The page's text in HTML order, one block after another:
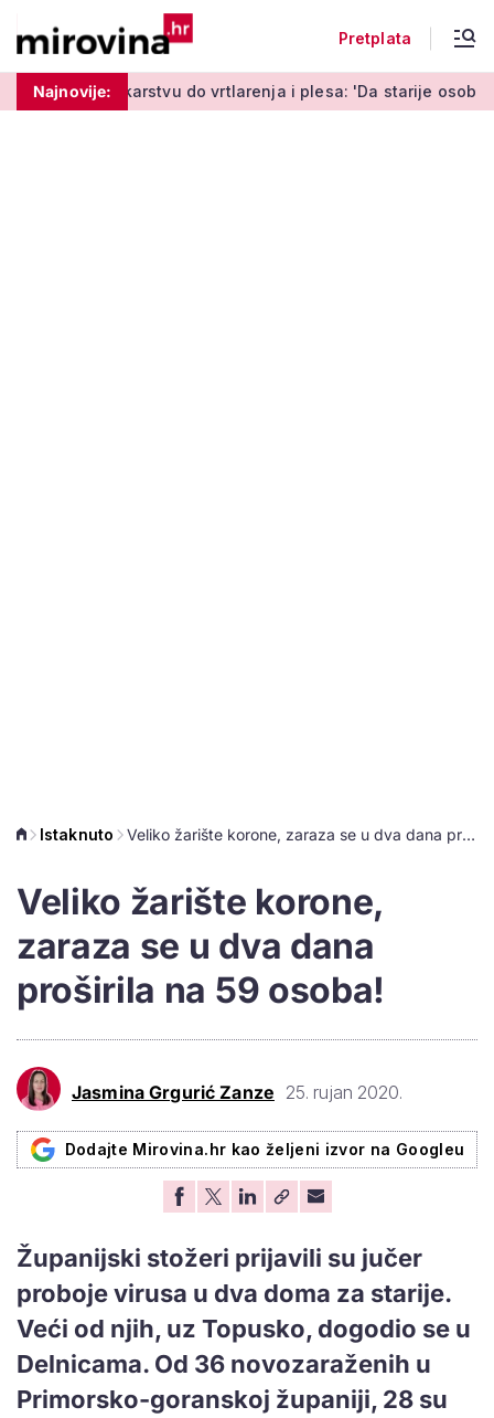
Pretplata
Najnovije:
do vrtlarenja i plesa: 'Da starije osobe ne ostavimo
Istaknuto Veliko žarište korone, zaraza se u dva dana proširila na 59 osoba!
Veliko žarište korone,
zaraza se u dva dana
proširila na 59 osoba!
Jasmina Grgurić Zanze 25. rujan 2020.
Dodajte Mirovina.hr kao željeni izvor na Googleu
Županijski stožeri prijavili su jučer
proboje virusa u dva doma za starije.
Veći od njih, uz Topusko, dogodio se u
Delnicama. Od 36 novozaraženih u
Primorsko-goranskoj županiji, 28 su